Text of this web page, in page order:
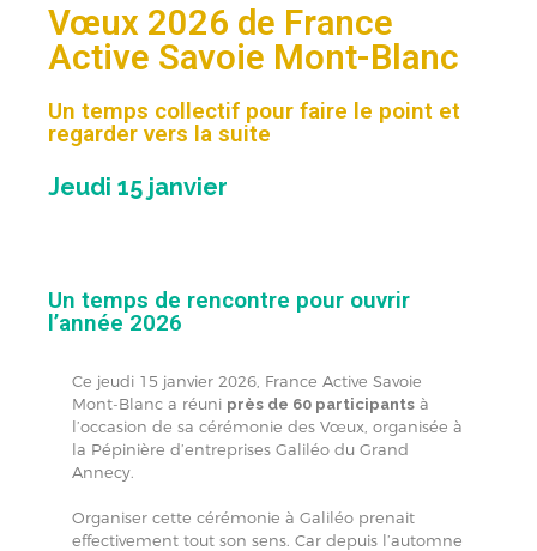
Vœux 2026 de France
Active Savoie Mont-Blanc
Un temps collectif pour faire le point et
regarder vers la suite
Jeudi 15 janvier
Un temps de rencontre pour ouvrir
l’année 2026
Ce jeudi 15 janvier 2026, France Active Savoie
Mont-Blanc a réuni près de 60 participants à
l’occasion de sa cérémonie des Vœux, organisée à
la Pépinière d’entreprises Galiléo du Grand
Annecy.
Organiser cette cérémonie à Galiléo prenait
effectivement tout son sens. Car depuis l’automne